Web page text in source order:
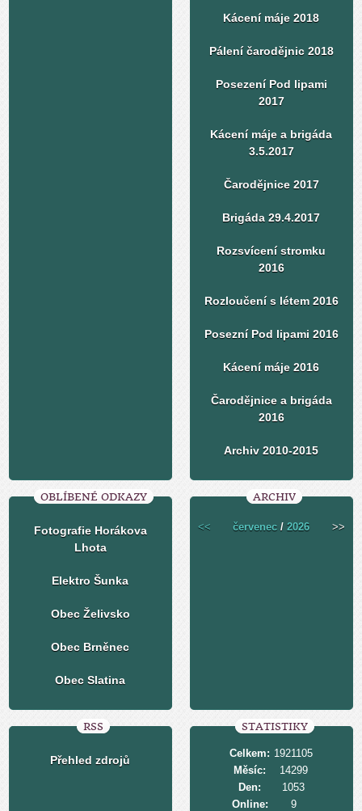
Kácení máje 2018
Pálení čarodějnic 2018
Posezení Pod lipami
2017
Kácení máje a brigáda
3.5.2017
Čarodějnice 2017
Brigáda 29.4.2017
Rozsvícení stromku
2016
Rozloučení s létem 2016
Posezní Pod lipami 2016
Kácení máje 2016
Čarodějnice a brigáda
2016
Archiv 2010-2015
OBLÍBENÉ ODKAZY
Fotografie Horákova
Lhota
Elektro Šunka
Obec Želivsko
Obec Brněnec
Obec Slatina
ARCHIV
<< červenec /2026 >>
RSS
Přehled zdrojů
STATISTIKY
Online: 9
Celkem: 1921105
Měsíc:
14299
Den:
1053